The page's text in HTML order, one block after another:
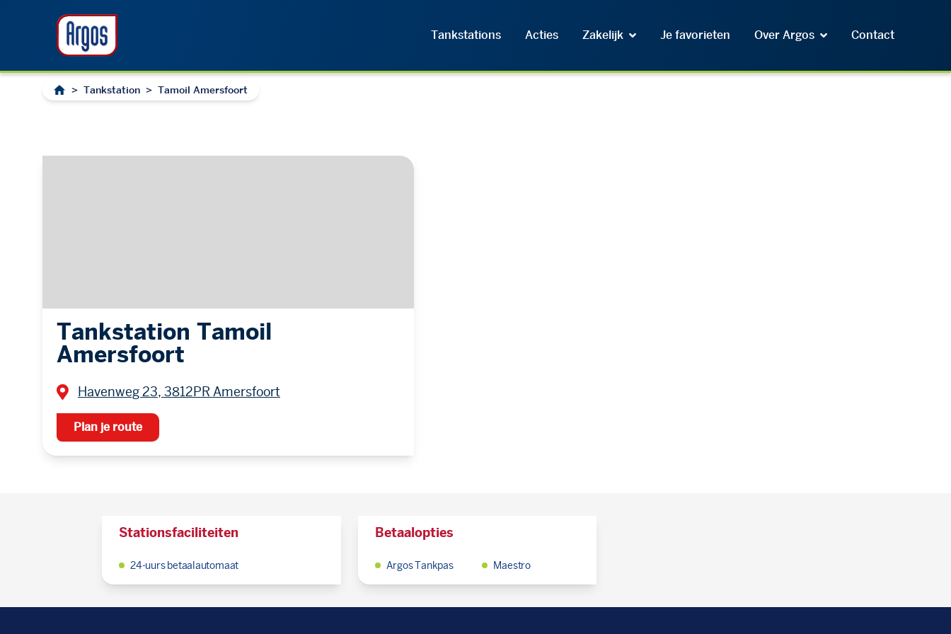
Tankstations Acties Zakelijk Je favorieten Over Argos Contact
> Tankstation > Tamoil Amersfoort
Tankstation Tamoil
Amersfoort
Havenweg 23, 3812PR Amersfoort
Plan je route
Stationsfaciliteiten
24-uurs betaalautomaat
Betaalopties
Argos Tankpas Maestro